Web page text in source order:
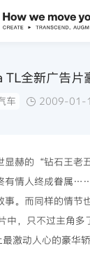
全新广告片
车 2009-01-
赫的“钻石王老
有情人终成眷属
事。而同样的情节
中，只不过主角
激动人心的豪华